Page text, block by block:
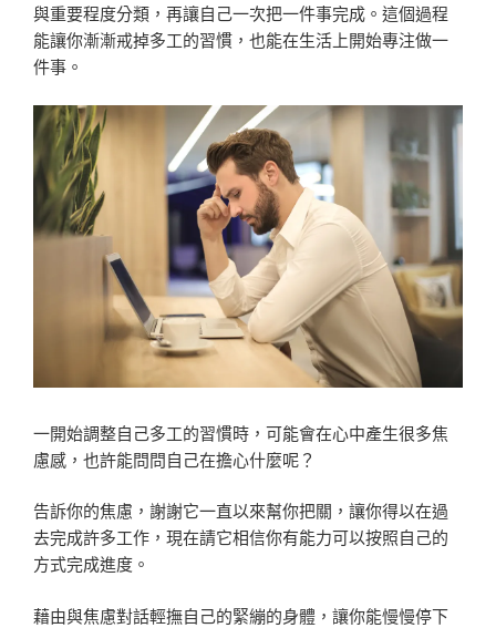
與重要程度分類，再讓自己一次把一件事完成。這個過程
能讓你漸漸戒掉多工的習慣，也能在生活上開始專注做一
件事。
一開始調整自己多工的習慣時，可能會在心中產生很多焦
慮感，也許能問問自己在擔心什麼呢？
告訴你的焦慮，謝謝它一直以來幫你把關，讓你得以在過
去完成許多工作，現在請它相信你有能力可以按照自己的
方式完成進度。
藉由與焦慮對話輕撫自己的緊繃的身體，讓你能慢慢停下